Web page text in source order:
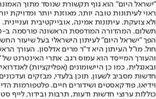
"ישראל היום" הוא גוף תקשורת שנוסד מתוך
ראוי לעיתונות טובה יותר, מאוזנת יותר ומדויקת
ולא צועקת. עיתונות אמינה, אובייקטיבית
הפך "ישראל היום" לעיתון הישראלי בעל שיעור
חול. מו"ל העיתון היא ד"ר מרים אדלסון. העורך
והעורך המייסד הוא עמוס רגב. אתרי האינטרנט
חדשות מסביב לשעון, תוכן בלעדי, מבזקים
וידיאו, פודקאסטים ושידורים חיים. פלטפורמות
כוללות ערוצי חדשות ודעות, תרבות ובידור, לייף